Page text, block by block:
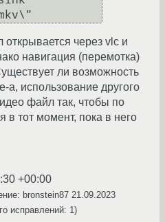
через vlc и
навигация (перемотка)
ли возможность
использование другого
файл так, чтобы по
в тот момент, пока в него
+00:00
bronstein87 21.09.2023
исправлений: 1)